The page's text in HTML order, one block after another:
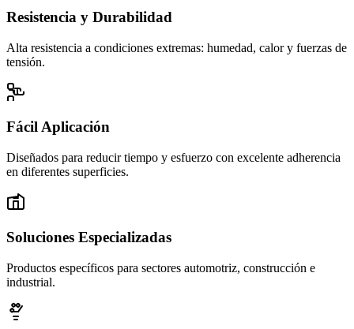
Resistencia y Durabilidad
Alta resistencia a condiciones extremas: humedad, calor y fuerzas de
tensión.
Fácil Aplicación
Diseñados para reducir tiempo y esfuerzo con excelente adherencia
en diferentes superficies.
Soluciones Especializadas
Productos específicos para sectores automotriz, construcción e
industrial.